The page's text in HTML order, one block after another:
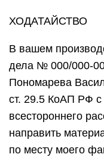
ХОДАТАЙСТВО
В вашем
дела № 000/000-
Пономарева
ст. 29.5 КоАП РФ с
всестороннего
направить
по месту моего